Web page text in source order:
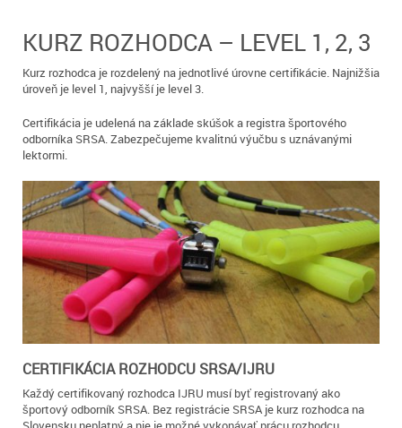
KURZ ROZHODCA – LEVEL 1, 2, 3
Kurz rozhodca je rozdelený na jednotlivé úrovne certifikácie. Najnižšia
úroveň je level 1, najvyšší je level 3.
Certifikácia je udelená na základe skúšok a registra športového
odborníka SRSA. Zabezpečujeme kvalitnú výučbu s uznávanými
lektormi.
CERTIFIKÁCIA ROZHODCU SRSA/IJRU
Každý certifikovaný rozhodca IJRU musí byť registrovaný ako
športový odborník SRSA. Bez registrácie SRSA je kurz rozhodca na